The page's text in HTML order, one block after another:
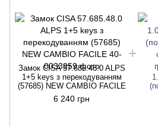
Замок CISA 57.685.48.0 ALPS
1+5 keys з перекодуванням
(57685) NEW CAMBIO FACILE
6 240 грн